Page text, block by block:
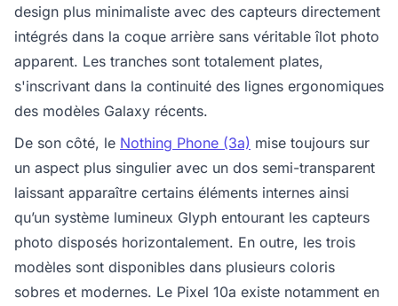
design plus minimaliste avec des capteurs directement
intégrés dans la coque arrière sans véritable îlot photo
apparent. Les tranches sont totalement plates,
s'inscrivant dans la continuité des lignes ergonomiques
des modèles Galaxy récents.
De son côté, le Nothing Phone (3a) mise toujours sur
un aspect plus singulier avec un dos semi-transparent
laissant apparaître certains éléments internes ainsi
qu’un système lumineux Glyph entourant les capteurs
photo disposés horizontalement. En outre, les trois
modèles sont disponibles dans plusieurs coloris
sobres et modernes. Le Pixel 10a existe notamment en